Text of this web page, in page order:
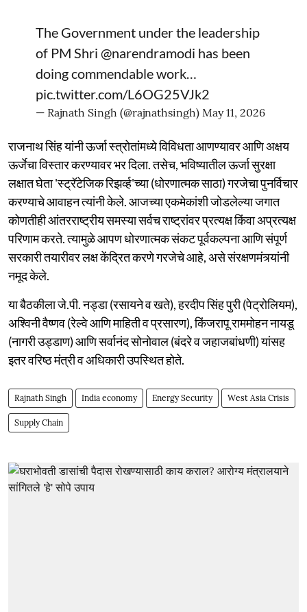
The Government under the leadership
of PM Shri @narendramodi has been
doing commendable work…
pic.twitter.com/L6OG25VJk2
— Rajnath Singh (@rajnathsingh) May 11, 2026
राजनाथ सिंह यांनी ऊर्जा स्त्रोतांमध्ये विविधता आणण्यावर आणि अक्षय
ऊर्जेचा विस्तार करण्यावर भर दिला. तसेच, भविष्यातील ऊर्जा सुरक्षा
लक्षात घेता 'स्ट्रॅटेजिक रिझर्व्ह'च्या (धोरणात्मक साठा) गरजेचा पुनर्विचार
करण्याचे आवाहन त्यांनी केले. आजच्या एकमेकांशी जोडलेल्या जगात
कोणतीही आंतरराष्ट्रीय समस्या सर्वच राष्ट्रांवर प्रत्यक्ष किंवा अप्रत्यक्ष
परिणाम करते. त्यामुळे आपण धोरणात्मक संकट पूर्वकल्पना आणि संपूर्ण
सरकारी तयारीवर लक्ष केंद्रित करणे गरजेचे आहे, असे संरक्षणमंत्र्यांनी
नमूद केले.
या बैठकीला जे.पी. नड्डा (रसायने व खते), हरदीप सिंह पुरी (पेट्रोलियम),
अश्विनी वैष्णव (रेल्वे आणि माहिती व प्रसारण), किंजरापू राममोहन नायडू
(नागरी उड्डाण) आणि सर्वानंद सोनोवाल (बंदरे व जहाजबांधणी) यांसह
इतर वरिष्ठ मंत्री व अधिकारी उपस्थित होते.
Rajnath Singh India economy Energy Security West Asia Crisis
Supply Chain